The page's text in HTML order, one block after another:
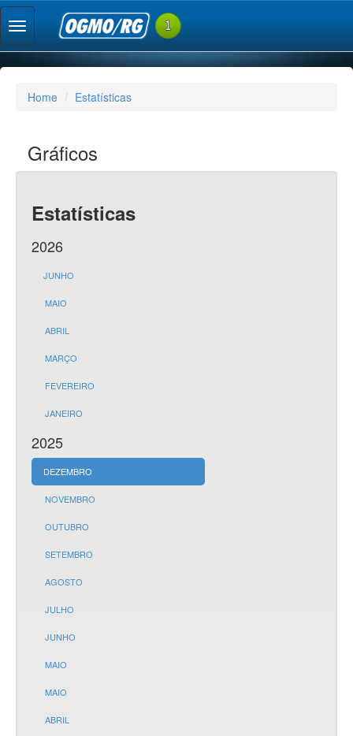
Home Estatísticas
Gráficos
Estatísticas
2026
JUNHO
MAIO
ABRIL
MARÇO
FEVEREIRO
JANEIRO
2025
DEZEMBRO
NOVEMBRO
OUTUBRO
SETEMBRO
AGOSTO
JULHO
JUNHO
MAIO
MAIO
ABRIL